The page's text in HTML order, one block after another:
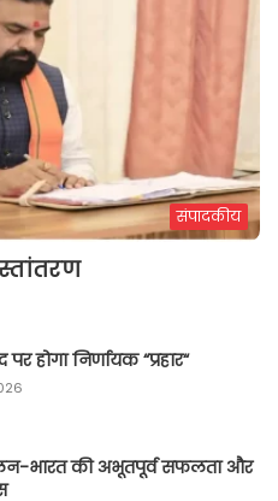
संपादकीय
होगा निर्णायक “प्रहार“
भारत की अभूतपूर्व सफलता और